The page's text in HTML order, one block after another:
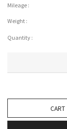
Mileage :
Weight :
Quantity :
CART